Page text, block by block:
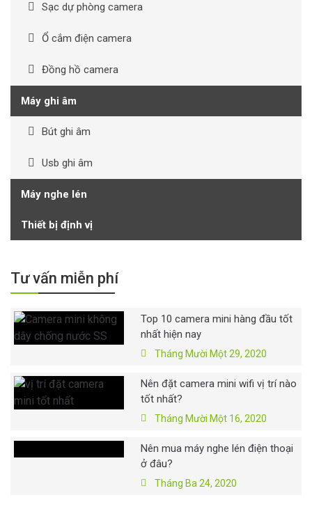
Sạc dự phòng camera
Ổ cắm điện camera
Đồng hồ camera
Máy ghi âm
Bút ghi âm
Usb ghi âm
Máy nghe lén
Thiết bị định vị
Tư vấn miễn phí
Top 10 camera mini hàng đầu tốt
nhất hiện nay
Tháng Mười Một 29, 2020
Nên đặt camera mini wifi vị trí nào
tốt nhất?
Tháng Mười Một 16, 2020
Nên mua máy nghe lén điện thoại
ở đâu?
Tháng Ba 24, 2020